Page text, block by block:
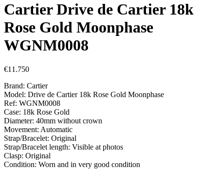
Cartier Drive de Cartier 18k
Rose Gold Moonphase
WGNM0008
€11.750
Brand: Cartier
Model: Drive de Cartier 18k Rose Gold Moonphase
Ref: WGNM0008
Case: 18k Rose Gold
Diameter: 40mm without crown
Movement: Automatic
Strap/Bracelet: Original
Strap/Bracelet length: Visible at photos
Clasp: Original
Condition: Worn and in very good condition